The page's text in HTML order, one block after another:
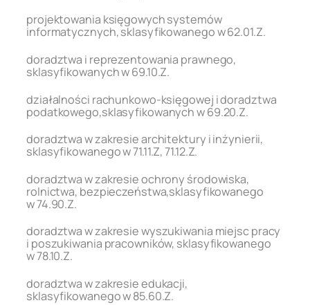
projektowania księgowych systemów
informatycznych, sklasyfikowanego w 62.01.Z.
doradztwa i reprezentowania prawnego,
sklasyfikowanych w 69.10.Z.
działalności rachunkowo-księgowej i doradztwa
podatkowego,sklasyfikowanych w 69.20.Z.
doradztwa w zakresie architektury i inżynierii,
sklasyfikowanego w 71.11.Z, 71.12.Z.
doradztwa w zakresie ochrony środowiska,
rolnictwa, bezpieczeństwa,sklasyfikowanego
w 74.90.Z.
doradztwa w zakresie wyszukiwania miejsc pracy
i poszukiwania pracowników, sklasyfikowanego
w 78.10.Z.
doradztwa w zakresie edukacji,
sklasyfikowanego w 85.60.Z.